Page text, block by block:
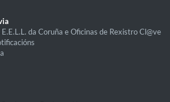
da Coruña e Oficinas de Rexistro Cl@ve